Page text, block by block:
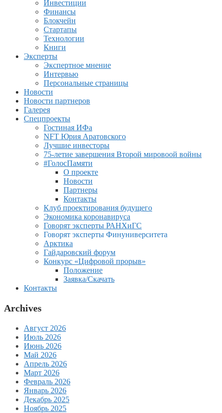
Инвестиции
Финансы
Блокчейн
Стартапы
Технологии
Книги
Эксперты
Экспертное мнение
Интервью
Персональные страницы
Новости
Новости партнеров
Галерея
Спецпроекты
Гостиная ИФа
NFT Юрия Аратовского
Лучшие инвесторы
75-летие завершения Второй мировоой войны
#ГолосПамяти
О проекте
Новости
Партнеры
Контакты
Клуб проектирования будущего
Экономика коронавируса
Говорят эксперты РАНХиГС
Говорят эксперты Финуниверситета
Арктика
Гайдаровский форум
Конкурс «Цифровой прорыв»
Положение
Заявка/Скачать
Контакты
Archives
Август 2026
Июль 2026
Июнь 2026
Май 2026
Апрель 2026
Март 2026
Февраль 2026
Январь 2026
Декабрь 2025
Ноябрь 2025